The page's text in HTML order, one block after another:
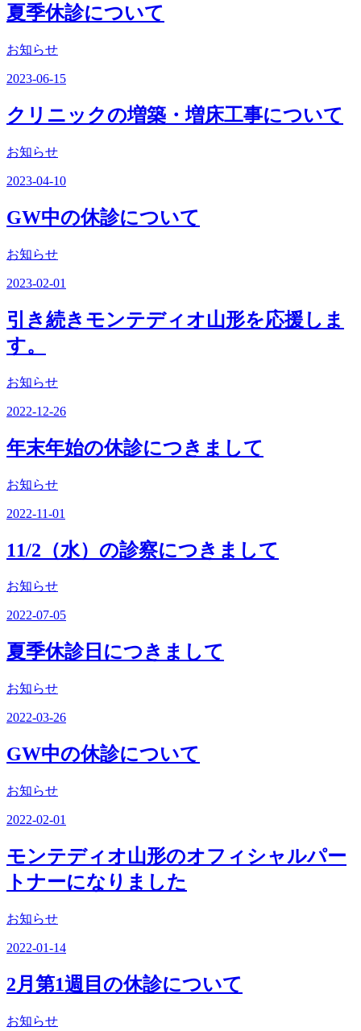
夏季休診について
お知らせ
2023-06-15
クリニックの増築・増床工事について
お知らせ
2023-04-10
GW中の休診について
お知らせ
2023-02-01
引き続きモンテディオ山形を応援しま
す。
お知らせ
2022-12-26
年末年始の休診につきまして
お知らせ
2022-11-01
11/2（水）の診察につきまして
お知らせ
2022-07-05
夏季休診日につきまして
お知らせ
2022-03-26
GW中の休診について
お知らせ
2022-02-01
モンテディオ山形のオフィシャルパー
トナーになりました
お知らせ
2022-01-14
2月第1週目の休診について
お知らせ